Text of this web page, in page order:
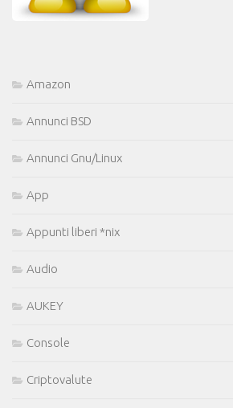
Amazon
Annunci BSD
Annunci Gnu/Linux
App
Appunti liberi *nix
Audio
AUKEY
Console
Criptovalute